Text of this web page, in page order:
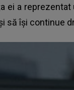
ei a
să își continue